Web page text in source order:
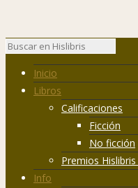
Inicio
Libros
Calificaciones
Ficción
No ficción
Premios
Info